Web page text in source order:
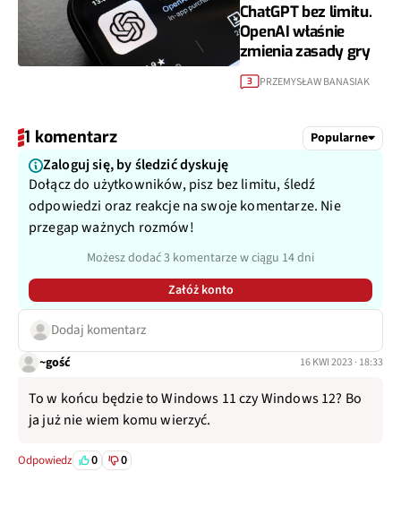
ChatGPT bez limitu.
OpenAI właśnie
zmienia zasady gry
3 PRZEMYSŁAW BANASIAK
1 komentarz Popularne
Zaloguj się, by śledzić dyskuję
Dołącz do użytkowników, pisz bez limitu, śledź
odpowiedzi oraz reakcje na swoje komentarze. Nie
przegap ważnych rozmów!
Możesz dodać 3 komentarze w ciągu 14 dni
Załóż konto
Dodaj komentarz
~gość 16 KWI 2023 · 18:33
To w końcu będzie to Windows 11 czy Windows 12? Bo
ja już nie wiem komu wierzyć.
Odpowiedz 0 0